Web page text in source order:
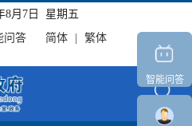
智能问答
8月7日 星期五
问答 简体 繁体